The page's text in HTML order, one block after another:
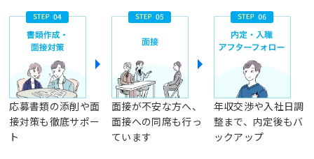
応募書類の添削や面
接対策も徹底サポー
ト
面接が不安な方へ、
面接への同席も行っ
ています
年収交渉や入社日調
整まで、内定後もバ
ックアップ